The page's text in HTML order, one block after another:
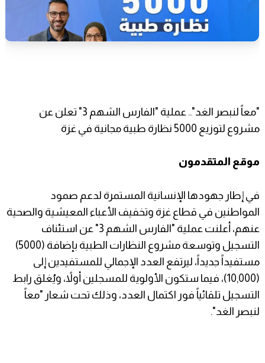
"معاً لنبصر الغد".. عملية "الفارس الشهم 3" تعلن عن
مشروع لتوزيع 5000 نظارة طبية مجانية في غزة
​موقع المتقدمون
​في إطار جهودها الإنسانية المستمرة لدعم صمود
المواطنين في قطاع غزة وتخفيف الأعباء المعيشية والصحية
عنهم، أعلنت عملية "الفارس الشهم 3" عن استئناف
التسجيل وتوسعة مشروع النظارات الطبية بإضافة (5000)
مستفيداً جديداً، ليرتفع العدد الإجمالي للمستفيدين إلى
(10,000)، فيما ستكون الأولوية للمسجلين أولاً، ويُغلق رابط
التسجيل تلقائياً فور اكتمال العدد، وذلك تحت شعار "معاً
لنبصر الغد".